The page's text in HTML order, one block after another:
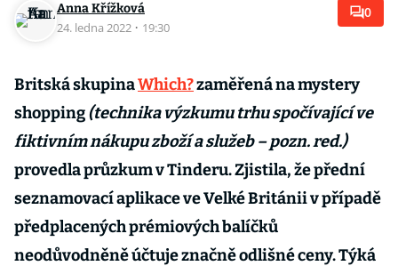
Anna Křížková
24. ledna 2022 · 19:30
0
Britská skupinaWhich?zaměřená na mystery
shopping(technika výzkumu trhu spočívající ve
fiktivním nákupu zboží a služeb – pozn. red.)
provedla průzkum v Tinderu. Zjistila, že přední
seznamovací aplikace ve Velké Británii v případě
předplacených prémiových balíčků
neodůvodněně účtuje značně odlišné ceny. Týká